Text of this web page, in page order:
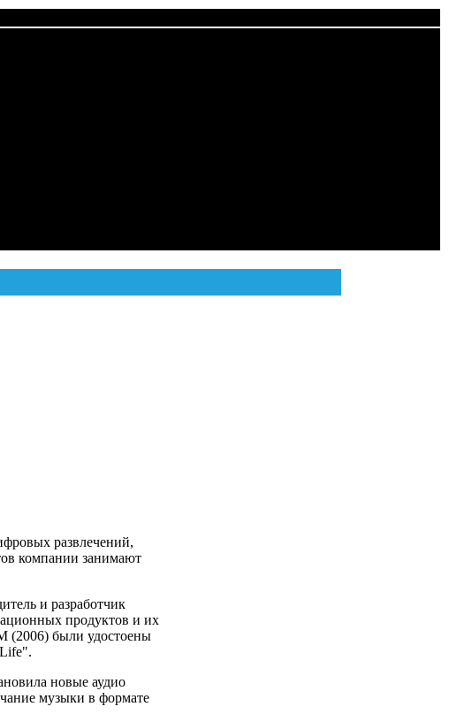
развлечений,
компании занимают
и разработчик
продуктов и их
(2006) были удостоены
новые аудио
музыки в формате